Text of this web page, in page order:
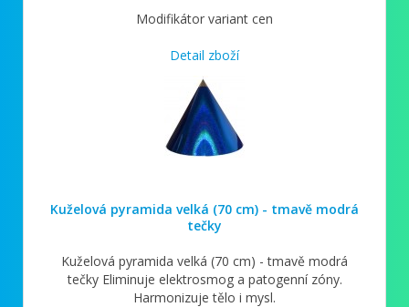
Modifikátor variant cen
Detail zboží
Kuželová pyramida velká (70 cm) - tmavě modrá
tečky
Kuželová pyramida velká (70 cm) - tmavě modrá
tečky Eliminuje elektrosmog a patogenní zóny.
Harmonizuje tělo i mysl.